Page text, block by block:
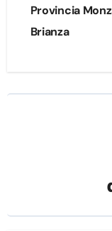
Provincia
Brianza